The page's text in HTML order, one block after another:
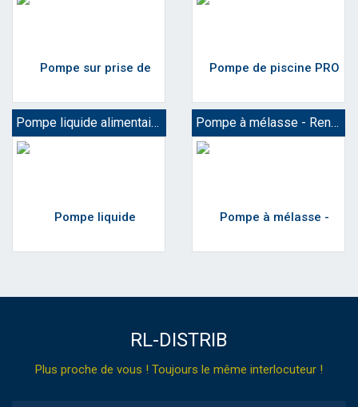
Pompe liquide alimentaire / Lait Pompe à mélasse - Renson
RL-DISTRIB
Plus proche de vous ! Toujours le même interlocuteur !